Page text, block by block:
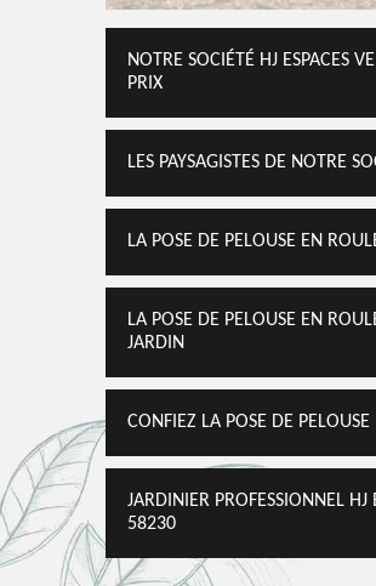
NOTRE SOCIÉTÉ HJ ESPACES
PRIX
LES PAYSAGISTES DE NOTRE
LA POSE DE PELOUSE EN
LA POSE DE PELOUSE EN
JARDIN
CONFIEZ LA POSE DE
JARDINIER PROFESSIONNEL HJ
58230